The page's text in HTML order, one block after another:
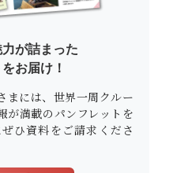
が詰まった
お届け！
まには、世界一周クルー
が満載のパンフレットを
ひ資料をご請求くださ